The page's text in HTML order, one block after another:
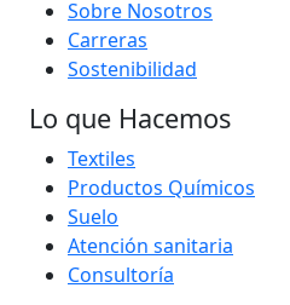
Sobre Nosotros
Carreras
Sostenibilidad
Lo que Hacemos
Textiles
Productos Químicos
Suelo
Atención sanitaria
Consultoría